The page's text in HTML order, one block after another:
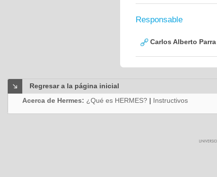
Responsable
Carlos Alberto
Regresar a la página inicial
Acerca de Hermes: ¿Qué es HERMES? | Instructivos